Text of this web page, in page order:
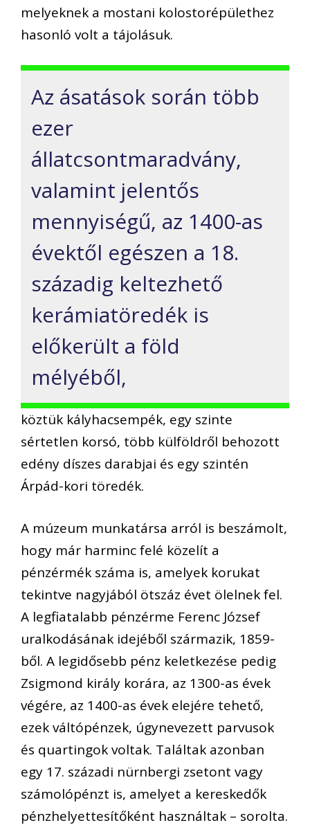
melyeknek a mostani kolostorépülethez
hasonló volt a tájolásuk.
Az ásatások során több
ezer
állatcsontmaradvány,
valamint jelentős
mennyiségű, az 1400-as
évektől egészen a 18.
századig keltezhető
kerámiatöredék is
előkerült a föld
mélyéből,
köztük kályhacsempék, egy szinte
sértetlen korsó, több külföldről behozott
edény díszes darabjai és egy szintén
Árpád-kori töredék.
A múzeum munkatársa arról is beszámolt,
hogy már harminc felé közelít a
pénzérmék száma is, amelyek korukat
tekintve nagyjából ötszáz évet ölelnek fel.
A legfiatalabb pénzérme Ferenc József
uralkodásának idejéből származik, 1859-
ből. A legidősebb pénz keletkezése pedig
Zsigmond király korára, az 1300-as évek
végére, az 1400-as évek elejére tehető,
ezek váltópénzek, úgynevezett parvusok
és quartingok voltak. Találtak azonban
egy 17. századi nürnbergi zsetont vagy
számolópénzt is, amelyet a kereskedők
pénzhelyettesítőként használtak – sorolta.